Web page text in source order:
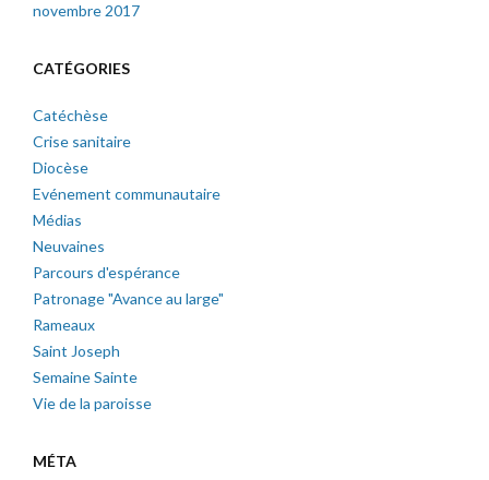
novembre 2017
CATÉGORIES
Catéchèse
Crise sanitaire
Diocèse
Evénement communautaire
Médias
Neuvaines
Parcours d'espérance
Patronage "Avance au large"
Rameaux
Saint Joseph
Semaine Sainte
Vie de la paroisse
MÉTA